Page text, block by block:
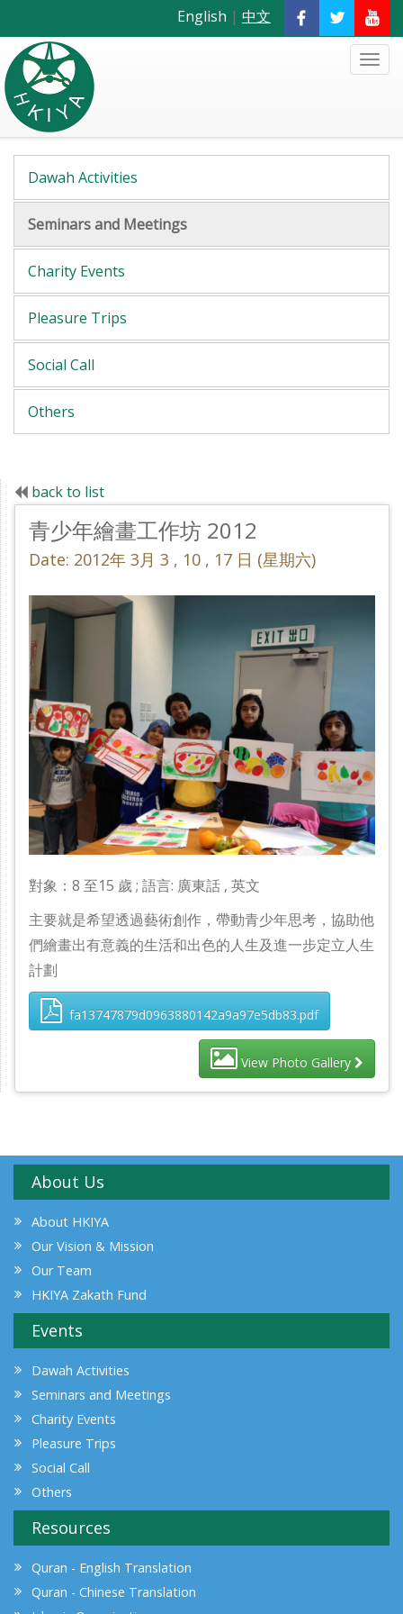
English | 中文
Dawah Activities
Seminars and Meetings
Charity Events
Pleasure Trips
Social Call
Others
back to list
青少年繪畫工作坊 2012
Date: 2012年 3月 3 , 10 , 17 日 (星期六)
對象：8 至15 歲 ; 語言: 廣東話 , 英文
主要就是希望透過藝術創作，帶動青少年思考，協助他
們繪畫出有意義的生活和出色的人生及進一步定立人生
計劃
fa13747879d0963880142a9a97e5db83.pdf
View Photo Gallery
About Us
About HKIYA
Our Vision & Mission
Our Team
HKIYA Zakath Fund
Events
Dawah Activities
Seminars and Meetings
Charity Events
Pleasure Trips
Social Call
Others
Resources
Quran - English Translation
Quran - Chinese Translation